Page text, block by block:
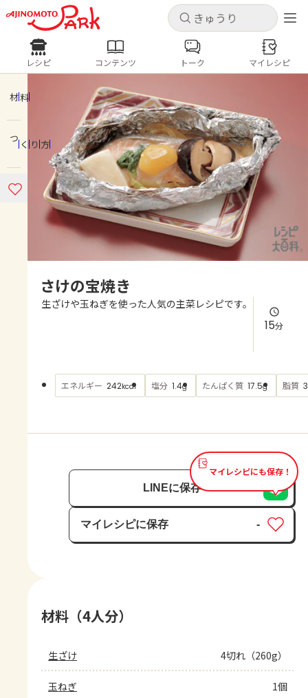
キャンセル
ログインするとレシピを保存できます
ログイン
ホーム
コンテンツ
レシピ
よくあるお問い合わせ
AJINOMOTO PARK とは
キャンセル
レシピ コンテンツ
人気の食材・レシピ
きゅうり なす トマト
とうもろこし
ピーマン
みょうが ゴーヤ
レシピ コンテンツ トーク マイレシピ
材料
つくり方
さけの宝焼き
生ざけや玉ねぎを使った人気の主菜レシピです。
15分
エネルギー 242kcal 塩分 1.4g たんぱく質 17.5g 脂質 3
マイレシピにも保存！
LINEに保存
マイレシピに保存
保存済み
-
材料（4人分）
生ざけ 4切れ（260g）
玉ねぎ 1個